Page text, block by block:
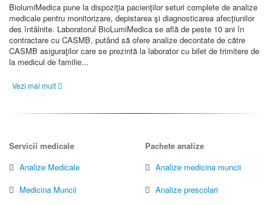
BiolumiMedica pune la dispoziţia pacienţilor seturi complete de analize
medicale pentru monitorizare, depistarea şi diagnosticarea afecţiunilor
des întâlnite. Laboratorul BioLumiMedica se află de peste 10 ani în
contractare cu CASMB, putând să ofere analize decontate de către
CASMB asiguraţilor care se prezintă la laborator cu bilet de trimitere de
la medicul de familie...
Vezi mai mult
Servicii medicale
Analize Medicale
Medicina Muncii
Pachete analize
Analize medicina muncii
Analize prescolari